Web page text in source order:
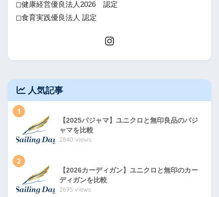
◻健康経営優良法人2026 認定
◻食育実践優良法人 認定
人気記事
1
【2025パジャマ】ユニクロと無印良品のパジ
ャマを比較
2840 views
2
【2026カーディガン】ユニクロと無印のカー
ディガンを比較
2695 views